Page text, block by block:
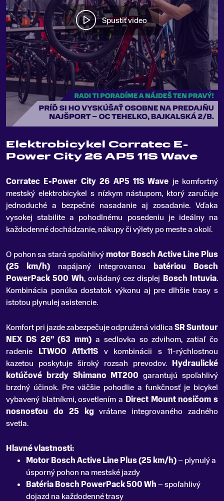
Spustiť video
Elektrobicykel Corratec E-
Power City 26 AP5 11S Wave
Corratec E-Power City 26 AP5 11S Wave je komfortný
mestský elektrobicykel s nízkym nástupom, ktorý zaručuje
jednoduché a bezpečné nasadanie aj zosadanie. Vďaka
vysokej stabilite a pohodlnému posedeniu je ideálny na
každodenné dochádzanie, nákupy či výlety po meste a okolí.
O pohon sa stará spoľahlivý motor Bosch Active Line Plus
(25 km/h) napájaný integrovanou batériou Bosch
PowerPack 500 Wh, ovládaný cez displej Bosch Intuvia.
Kombinácia ponúka dostatok výkonu aj pre dlhšie trasy s
istotou plynulej asistencie.
Komfort pri jazde zabezpečuje odpružená vidlicaSR Suntour
NEX DS 26" (63 mm) a sedlovka so zdvihom, zatiaľ čo
radenie LTWOO A11x11S v kombinácii s 11-rýchlostnou
kazetou poskytuje široký rozsah prevodov. Hydraulické
kotúčové brzdy Shimano MT200 garantujú spoľahlivý
brzdný účinok. Pre väčšie pohodlie a funkčnosť je bicykel
vybavený blatníkmi, osvetlením a Direct Mount nosičom s
nosnosťou do 25 kg vrátane integrovaného zadného
svetla.
Hlavné vlastnosti:
Motor Bosch Active Line Plus (25 km/h)– plynulý a
úsporný pohon na mestské jazdy
Batéria Bosch PowerPack 500 Wh– spoľahlivý
dojazd na každodenné trasy